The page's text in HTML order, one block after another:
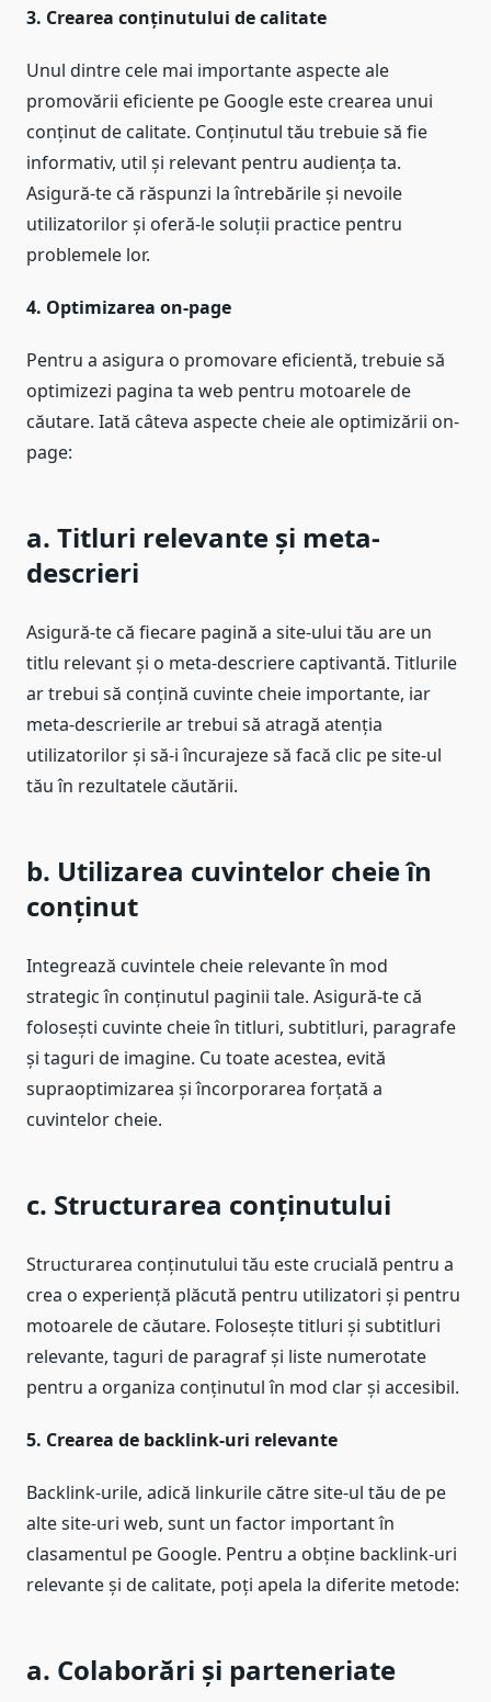
3. Crearea conținutului de calitate
Unul dintre cele mai importante aspecte ale
promovării eficiente pe Google este crearea unui
conținut de calitate. Conținutul tău trebuie să fie
informativ, util și relevant pentru audiența ta.
Asigură-te că răspunzi la întrebările și nevoile
utilizatorilor și oferă-le soluții practice pentru
problemele lor.
4. Optimizarea on-page
Pentru a asigura o promovare eficientă, trebuie să
optimizezi pagina ta web pentru motoarele de
căutare. Iată câteva aspecte cheie ale optimizării on-
page:
a. Titluri relevante și meta-
descrieri
Asigură-te că fiecare pagină a site-ului tău are un
titlu relevant și o meta-descriere captivantă. Titlurile
ar trebui să conțină cuvinte cheie importante, iar
meta-descrierile ar trebui să atragă atenția
utilizatorilor și să-i încurajeze să facă clic pe site-ul
tău în rezultatele căutării.
b. Utilizarea cuvintelor cheie în
conținut
Integrează cuvintele cheie relevante în mod
strategic în conținutul paginii tale. Asigură-te că
folosești cuvinte cheie în titluri, subtitluri, paragrafe
și taguri de imagine. Cu toate acestea, evită
supraoptimizarea și încorporarea forțată a
cuvintelor cheie.
c. Structurarea conținutului
Structurarea conținutului tău este crucială pentru a
crea o experiență plăcută pentru utilizatori și pentru
motoarele de căutare. Folosește titluri și subtitluri
relevante, taguri de paragraf și liste numerotate
pentru a organiza conținutul în mod clar și accesibil.
5. Crearea de backlink-uri relevante
Backlink-urile, adică linkurile către site-ul tău de pe
alte site-uri web, sunt un factor important în
clasamentul pe Google. Pentru a obține backlink-uri
relevante și de calitate, poți apela la diferite metode:
a. Colaborări și parteneriate